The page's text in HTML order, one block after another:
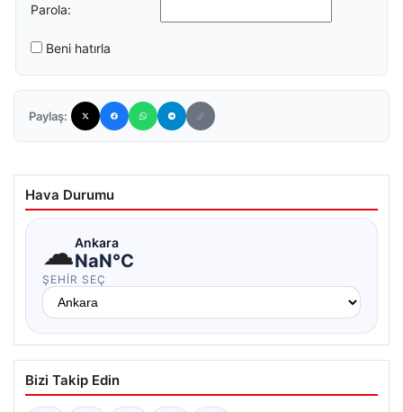
Parola:
Beni hatırla
Paylaş:
Hava Durumu
☁Ankara
NaN°C
ŞEHIR SEÇ
Bizi Takip Edin